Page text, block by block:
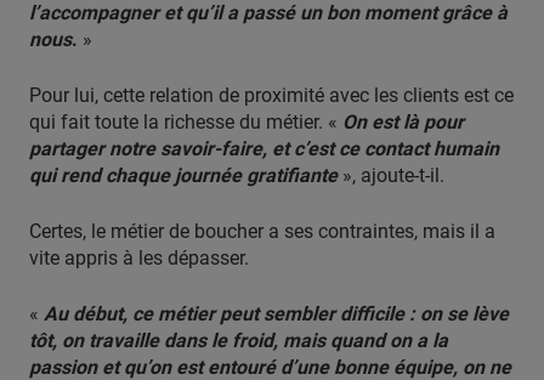
l’accompagner et qu’il a passé un bon moment grâce à
nous. »
Pour lui, cette relation de proximité avec les clients est ce
qui fait toute la richesse du métier. « On est là pour
partager notre savoir-faire, et c’est ce contact humain
qui rend chaque journée gratifiante », ajoute-t-il.
Certes, le métier de boucher a ses contraintes, mais il a
vite appris à les dépasser.
« Au début, ce métier peut sembler difficile : on se lève
tôt, on travaille dans le froid, mais quand on a la
passion et qu’on est entouré d’une bonne équipe, on ne